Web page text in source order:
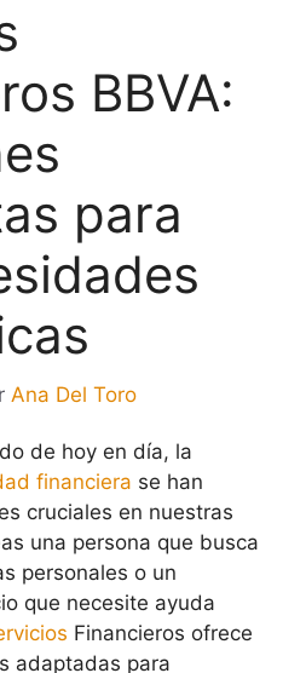
BBVA:
para
Ana Del Toro
de hoy en día, la
financiera se han
cruciales en nuestras
una persona que busca
personales o un
que necesite ayuda
Financieros ofrece
adaptadas para